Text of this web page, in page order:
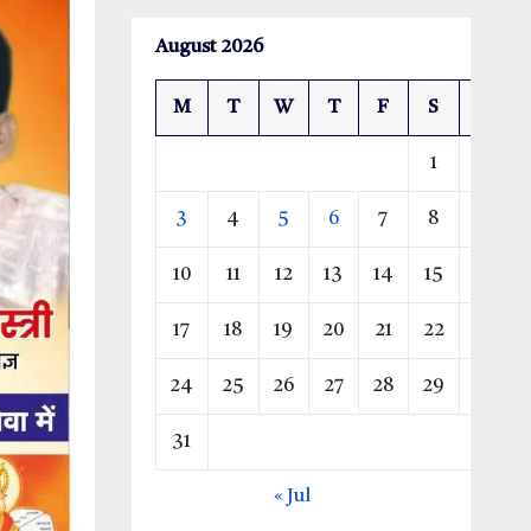
August 2026
M T W T F S
1
3 4 5 6 7 8
10 11 12 13 14 15
17 18 19 20 21 22
24 25 26 27 28 29
31
« Jul